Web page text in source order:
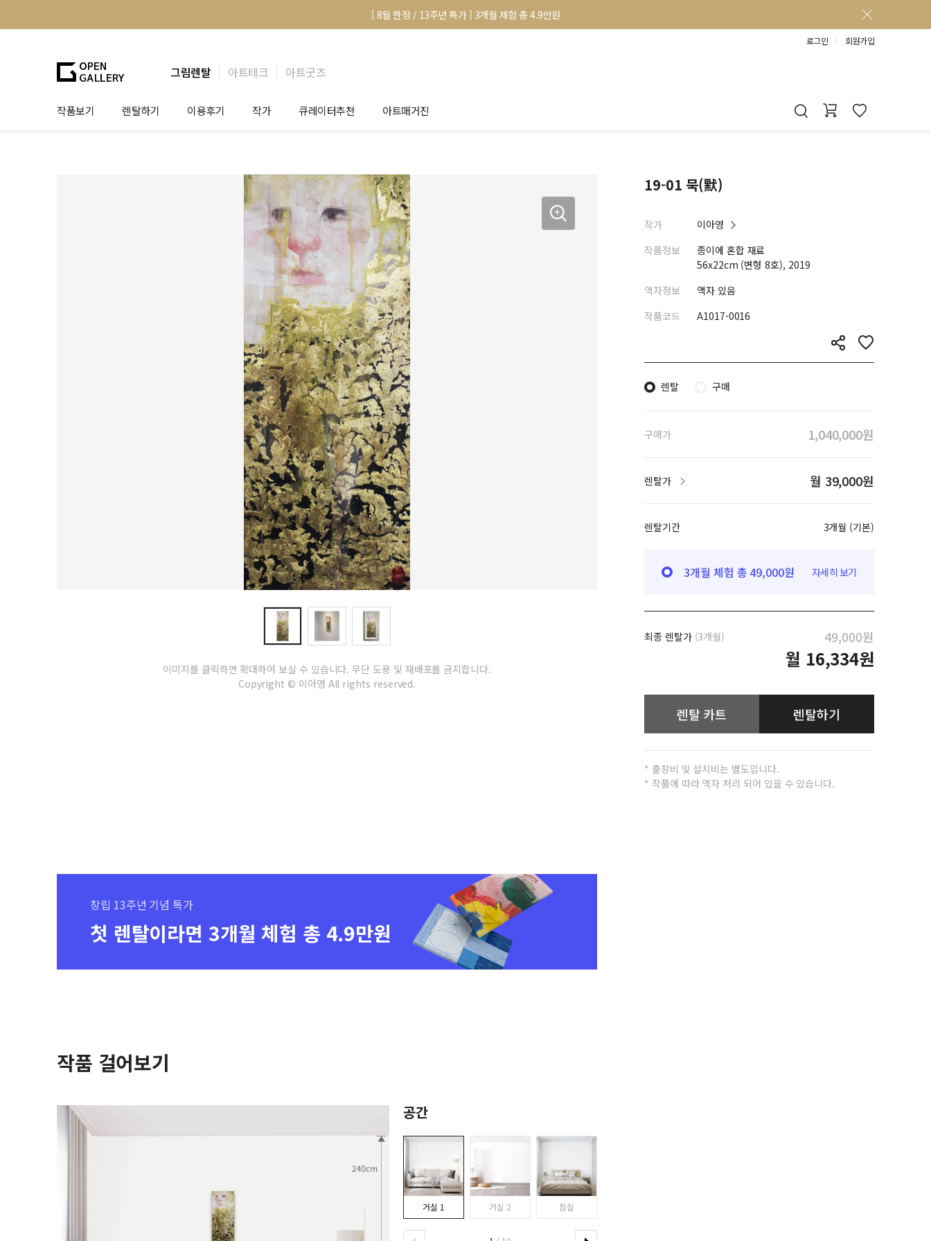
[ 8월 한정 / 13주년 특가 ] 3개월 체험 총 4.9만원
로그인 회원가입
그림렌탈 아트테크 아트굿즈
작품보기 렌탈하기 이용후기 작가
작가공모
큐레이터추천
작품선택 Tip
그림인테리어 Tip
테마별 추천
아트매거진
미술 이야기
아트 딕셔너리
이미지를 클릭하면 확대하여 보실 수 있습니다. 무단 도용 및 재배포를 금지합니다.
Copyright © 이아영 All rights reserved.
19-01 묵(默)
작가
이아영
작품정보
종이에 혼합 재료
56x22cm (변형 8호), 2019
액자정보
액자 있음
작품코드
A1017-0016
렌탈 구매
구매가 1,040,000원
렌탈가 월 39,000원
렌탈기간 3개월 (기본)
3개월 체험 총 49,000원 자세히 보기
최종 렌탈가(3개월) 49,000원
월 16,334원
렌탈 카트 렌탈하기
* 출장비 및 설치비는 별도입니다.
* 작품에 따라 액자 처리 되어 있을 수 있습니다.
창립 13주년 기념 특가
첫 렌탈이라면 3개월 체험 총 4.9만원
작품 걸어보기
공간
거실 1 거실 2 침실